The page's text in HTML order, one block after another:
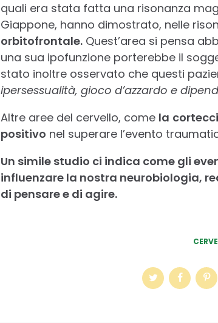
quali era stata fatta una risonanza
Giappone, hanno dimostrato, nelle
orbitofrontale.Quest’area si pensa
una sua ipofunzione porterebbe il
stato inoltre osservato che questi
ipersessualità, gioco d’azzardo e
Altre aree del cervello, come la
positivo nel superare l’evento
Un simile studio ci indica come gli
influenzare la nostra neurobiologia,
di pensare e di agire.